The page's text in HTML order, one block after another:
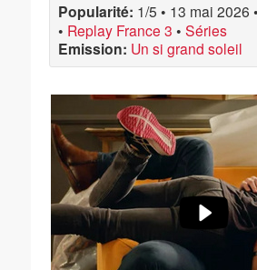
Popularité: 1/5 • 13 mai 2026 •
• Replay France 3 • Séries
Emission: Un si grand soleil